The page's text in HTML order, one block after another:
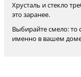
Хрусталь и стекло
это заранее.
Выбирайте смело: то
именно в вашем